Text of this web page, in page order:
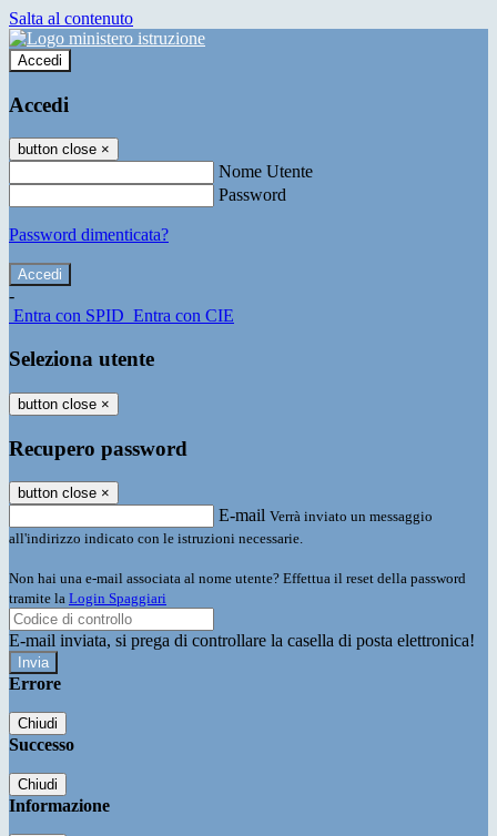
Salta al contenuto
Accedi
Accedi
button close ×
Nome Utente
Password
Password dimenticata?
-
Entra con SPID Entra con CIE
Seleziona utente
button close ×
Recupero password
button close ×
E-mail Verrà inviato un messaggio
all'indirizzo indicato con le istruzioni necessarie.
Non hai una e-mail associata al nome utente? Effettua il reset della password
tramite la Login Spaggiari
E-mail inviata, si prega di controllare la casella di posta elettronica!
Errore
Chiudi
Successo
Chiudi
Informazione